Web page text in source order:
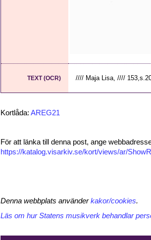
TEXT (OCR) //// Maja Lisa, ////
Kortlåda: AREG21
För att länka till denna post, ange
https://katalog.visarkiv.se/kort/views/ar/
Denna webbplats använderkakor/cookies.
Läs om hur Statens musikverk behandlar